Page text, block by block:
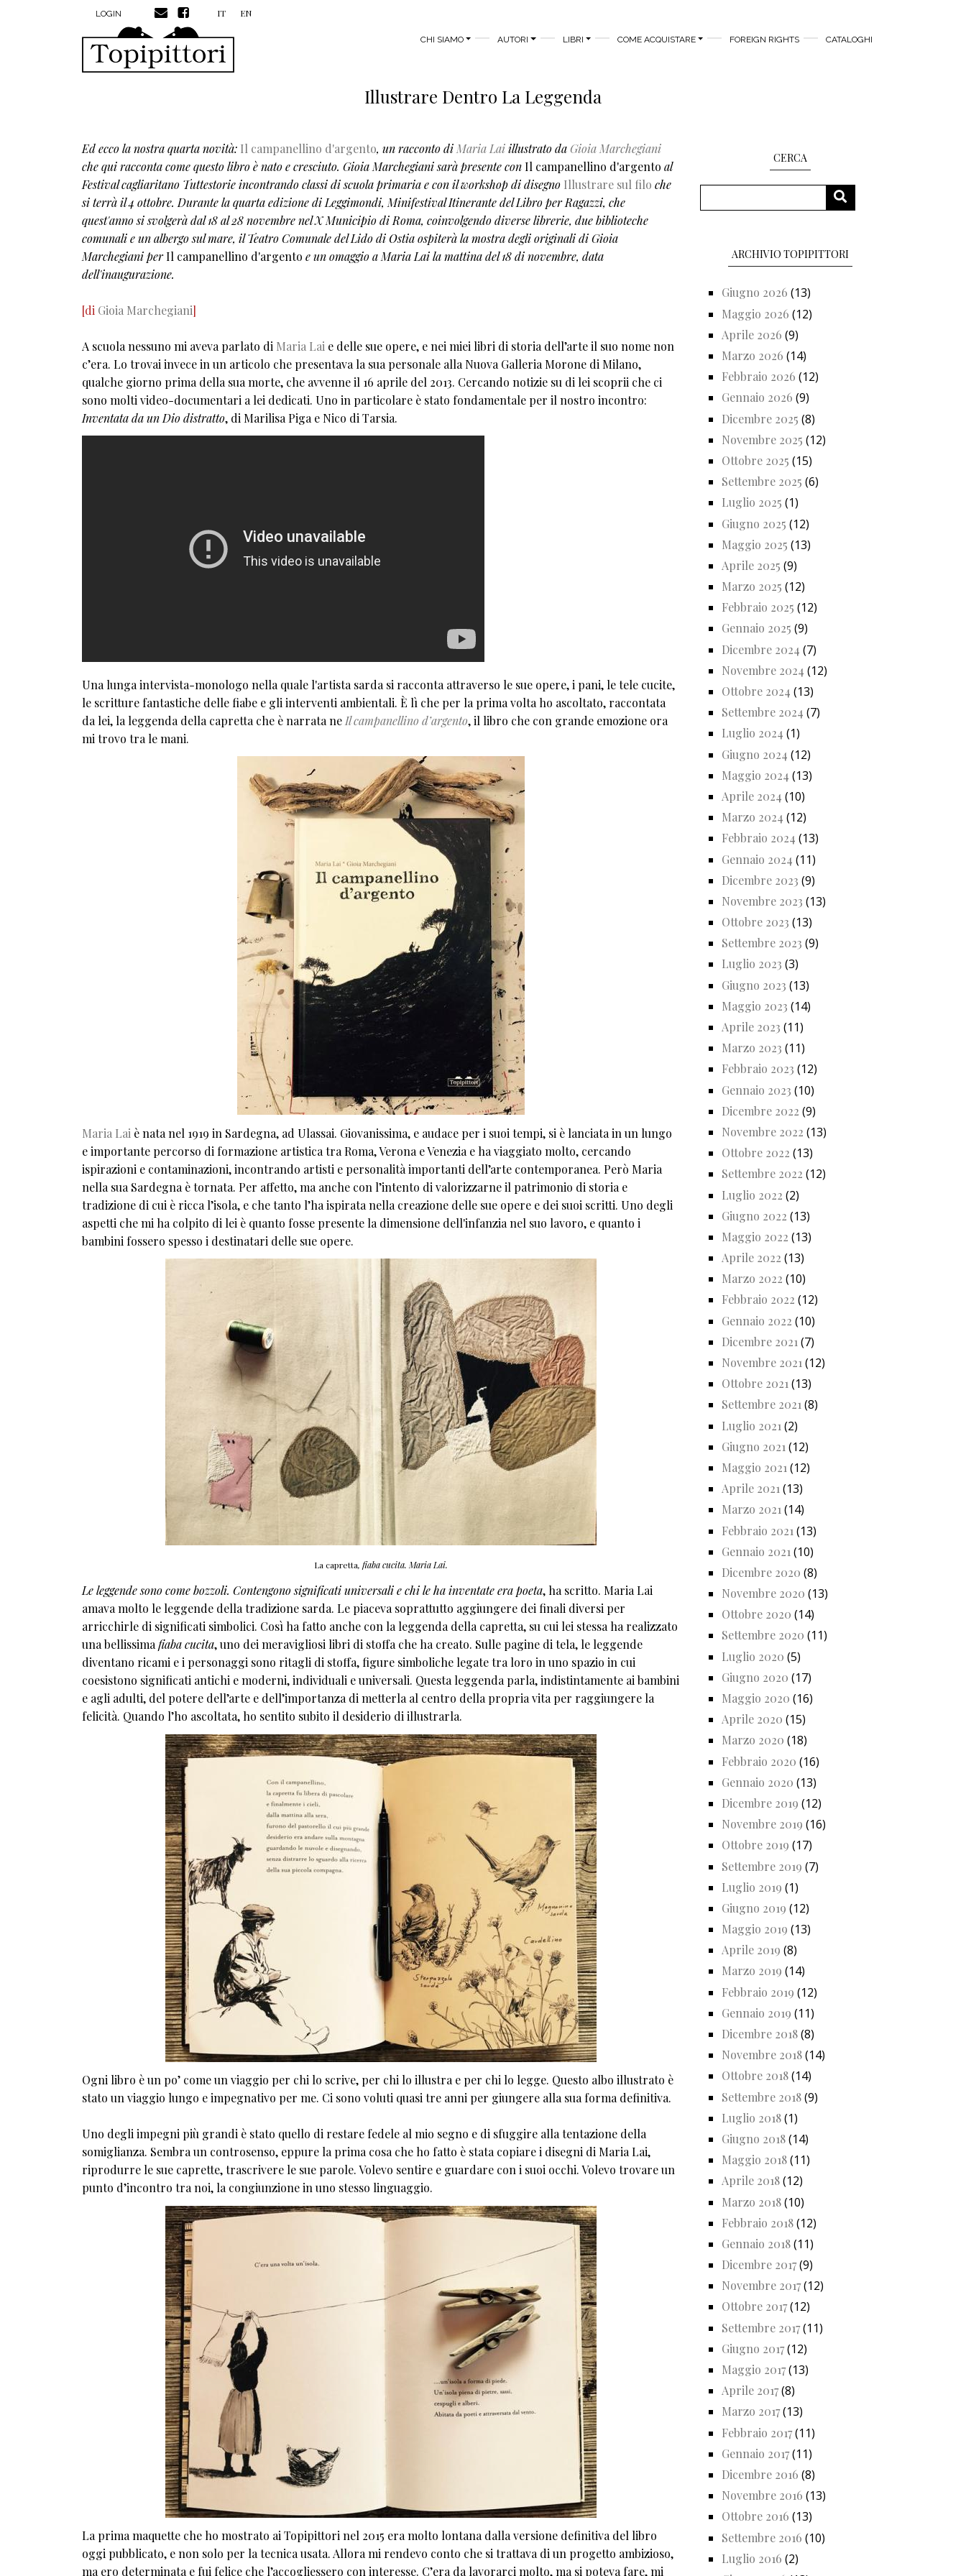
Salta al contenuto principale
MENU PROFILO UTENTE
LOGIN IT EN
MAIN MENU
CHI SIAMO AUTORI LIBRI COME ACQUISTARE FOREIGN RIGHTS CATALOGHI
Illustrare Dentro La Leggenda
Ed ecco la nostra quarta novità: Il campanellino d'argento, un racconto di Maria Laiillustrato daGioia Marchegiani
che qui racconta come questo libroè nato e cresciuto. Gioia Marchegiani sarà presente conIl campanellino d'argento al
Festival cagliaritano Tuttestorie incontrando classi di scuola primaria e con il workshopdi disegno Illustrare sul filo che
si terrà il 4 ottobre. Durante la quarta edizione di Leggimondi, Minifestival Itinerante del Libro per Ragazzi, che
quest'anno si svolgerà dal 18 al 28 novembre nel X Municipio di Roma, coinvolgendo diverse librerie, due biblioteche
comunali e un albergo sul mare, il Teatro Comunale del Lido di Ostia ospiterà la mostra degli originali di Gioia
Marchegiani perIl campanellino d'argento e un omaggio a Maria Lai la mattina del 18 di novembre, data
dell'inaugurazione.
[di Gioia Marchegiani]
A scuola nessuno mi aveva parlato di Maria Lai e delle sue opere, e nei miei libri di storia dell’arte il suo nome non
c’era. Lo trovai invece in un articolo che presentava la sua personale alla Nuova Galleria Morone di Milano,
qualche giorno prima della sua morte, che avvenne il 16 aprile del 2013. Cercando notizie su di lei scoprii che ci
sono molti video-documentari a lei dedicati. Uno in particolare è stato fondamentale per il nostro incontro:
Inventata da un Dio distratto, di Marilisa Piga e Nico di Tarsia.
Una lunga intervista-monologo nella quale l'artista sarda si racconta attraverso le sue opere, i pani, le tele cucite,
le scritture fantastiche delle fiabe e gli interventi ambientali. È lì che per la prima volta ho ascoltato, raccontata
da lei, la leggenda della capretta che è narrata ne Il campanellino d’argento, il libro che con grande emozione ora
mi trovo tra le mani.
Maria Lai è nata nel 1919 in Sardegna, ad Ulassai. Giovanissima, e audace per i suoi tempi, si è lanciata in un lungo
e importante percorso di formazione artistica tra Roma, Verona e Venezia e ha viaggiato molto, cercando
ispirazioni e contaminazioni, incontrando artisti e personalità importanti dell’arte contemporanea. Però Maria
nella sua Sardegna è tornata. Per affetto, ma anche con l’intento di valorizzarne il patrimonio di storia e
tradizione di cui è ricca l’isola, e che tanto l’ha ispirata nella creazione delle sue opere e dei suoi scritti. Uno degli
aspetti che mi ha colpito di lei è quanto fosse presente la dimensione dell'infanzia nel suo lavoro, e quanto i
bambini fossero spesso i destinatari delle sue opere.
La capretta, fiaba cucita. Maria Lai.
Le leggende sono come bozzoli. Contengono significati universali e chi le ha inventate era poeta, ha scritto. Maria Lai
amava molto le leggende della tradizione sarda. Le piaceva soprattutto aggiungere dei finali diversi per
arricchirle di significati simbolici. Così ha fatto anche con la leggenda della capretta, su cui lei stessa ha realizzato
una bellissima fiaba cucita, uno dei meravigliosi libri di stoffa che ha creato. Sulle pagine di tela, le leggende
diventano ricami e i personaggi sono ritagli di stoffa, figure simboliche legate tra loro in uno spazio in cui
coesistono significati antichi e moderni, individuali e universali. Questa leggenda parla, indistintamente ai bambini
e agli adulti, del potere dell’arte e dell’importanza di metterla al centro della propria vita per raggiungere la
felicità. Quando l’ho ascoltata, ho sentito subito il desiderio di illustrarla.
Ogni libro è un po’ come un viaggio per chi lo scrive, per chi lo illustra e per chi lo legge. Questo albo illustrato è
stato un viaggio lungo e impegnativo per me. Ci sono voluti quasi tre anni per giungere alla sua forma definitiva.
Uno degli impegni più grandi è stato quello di restare fedele al mio segno e di sfuggire alla tentazione della
somiglianza. Sembra un controsenso, eppure la prima cosa che ho fatto è stata copiare i disegni di Maria Lai,
riprodurre le sue caprette, trascrivere le sue parole. Volevo sentire e guardare con i suoi occhi. Volevo trovare un
punto d’incontro tra noi, la congiunzione in uno stesso linguaggio.
La prima maquette che ho mostrato ai Topipittori nel 2015 era molto lontana dalla versione definitiva del libro
oggi pubblicato, e non solo per la tecnica usata. Allora mi rendevo conto che si trattava di un progetto ambizioso,
ma ero determinata e fui felice che l’accogliessero con interesse. C’era da lavorarci molto, ma si poteva fare, mi
CERCA
CERCA
ARCHIVIO TOPIPITTORI
Giugno 2026 (13)
Maggio 2026 (12)
Aprile 2026 (9)
Marzo 2026 (14)
Febbraio 2026 (12)
Gennaio 2026 (9)
Dicembre 2025 (8)
Novembre 2025 (12)
Ottobre 2025 (15)
Settembre 2025 (6)
Luglio 2025 (1)
Giugno 2025 (12)
Maggio 2025 (13)
Aprile 2025 (9)
Marzo 2025 (12)
Febbraio 2025 (12)
Gennaio 2025 (9)
Dicembre 2024 (7)
Novembre 2024 (12)
Ottobre 2024 (13)
Settembre 2024 (7)
Luglio 2024 (1)
Giugno 2024 (12)
Maggio 2024 (13)
Aprile 2024 (10)
Marzo 2024 (12)
Febbraio 2024 (13)
Gennaio 2024 (11)
Dicembre 2023 (9)
Novembre 2023 (13)
Ottobre 2023 (13)
Settembre 2023 (9)
Luglio 2023 (3)
Giugno 2023 (13)
Maggio 2023 (14)
Aprile 2023 (11)
Marzo 2023 (11)
Febbraio 2023 (12)
Gennaio 2023 (10)
Dicembre 2022 (9)
Novembre 2022 (13)
Ottobre 2022 (13)
Settembre 2022 (12)
Luglio 2022 (2)
Giugno 2022 (13)
Maggio 2022 (13)
Aprile 2022 (13)
Marzo 2022 (10)
Febbraio 2022 (12)
Gennaio 2022 (10)
Dicembre 2021 (7)
Novembre 2021 (12)
Ottobre 2021(13)
Settembre 2021(8)
Luglio 2021 (2)
Giugno 2021 (12)
Maggio 2021 (12)
Aprile 2021 (13)
Marzo 2021(14)
Febbraio 2021 (13)
Gennaio 2021 (10)
Dicembre 2020 (8)
Novembre 2020 (13)
Ottobre 2020 (14)
Settembre 2020 (11)
Luglio 2020 (5)
Giugno 2020 (17)
Maggio 2020 (16)
Aprile 2020 (15)
Marzo 2020 (18)
Febbraio 2020 (16)
Gennaio 2020 (13)
Dicembre 2019 (12)
Novembre 2019 (16)
Ottobre 2019 (17)
Settembre 2019 (7)
Luglio 2019 (1)
Giugno 2019 (12)
Maggio 2019 (13)
Aprile 2019 (8)
Marzo 2019 (14)
Febbraio 2019 (12)
Gennaio 2019 (11)
Dicembre 2018(8)
Novembre 2018(14)
Ottobre 2018(14)
Settembre 2018(9)
Luglio 2018(1)
Giugno 2018(14)
Maggio 2018(11)
Aprile 2018(12)
Marzo 2018(10)
Febbraio 2018(12)
Gennaio 2018(11)
Dicembre 2017(9)
Novembre 2017(12)
Ottobre 2017(12)
Settembre 2017(11)
Giugno 2017(12)
Maggio 2017(13)
Aprile 2017(8)
Marzo 2017(13)
Febbraio 2017(11)
Gennaio 2017(11)
Dicembre 2016 (8)
Novembre 2016 (13)
Ottobre 2016 (13)
Settembre 2016 (10)
Luglio 2016 (2)